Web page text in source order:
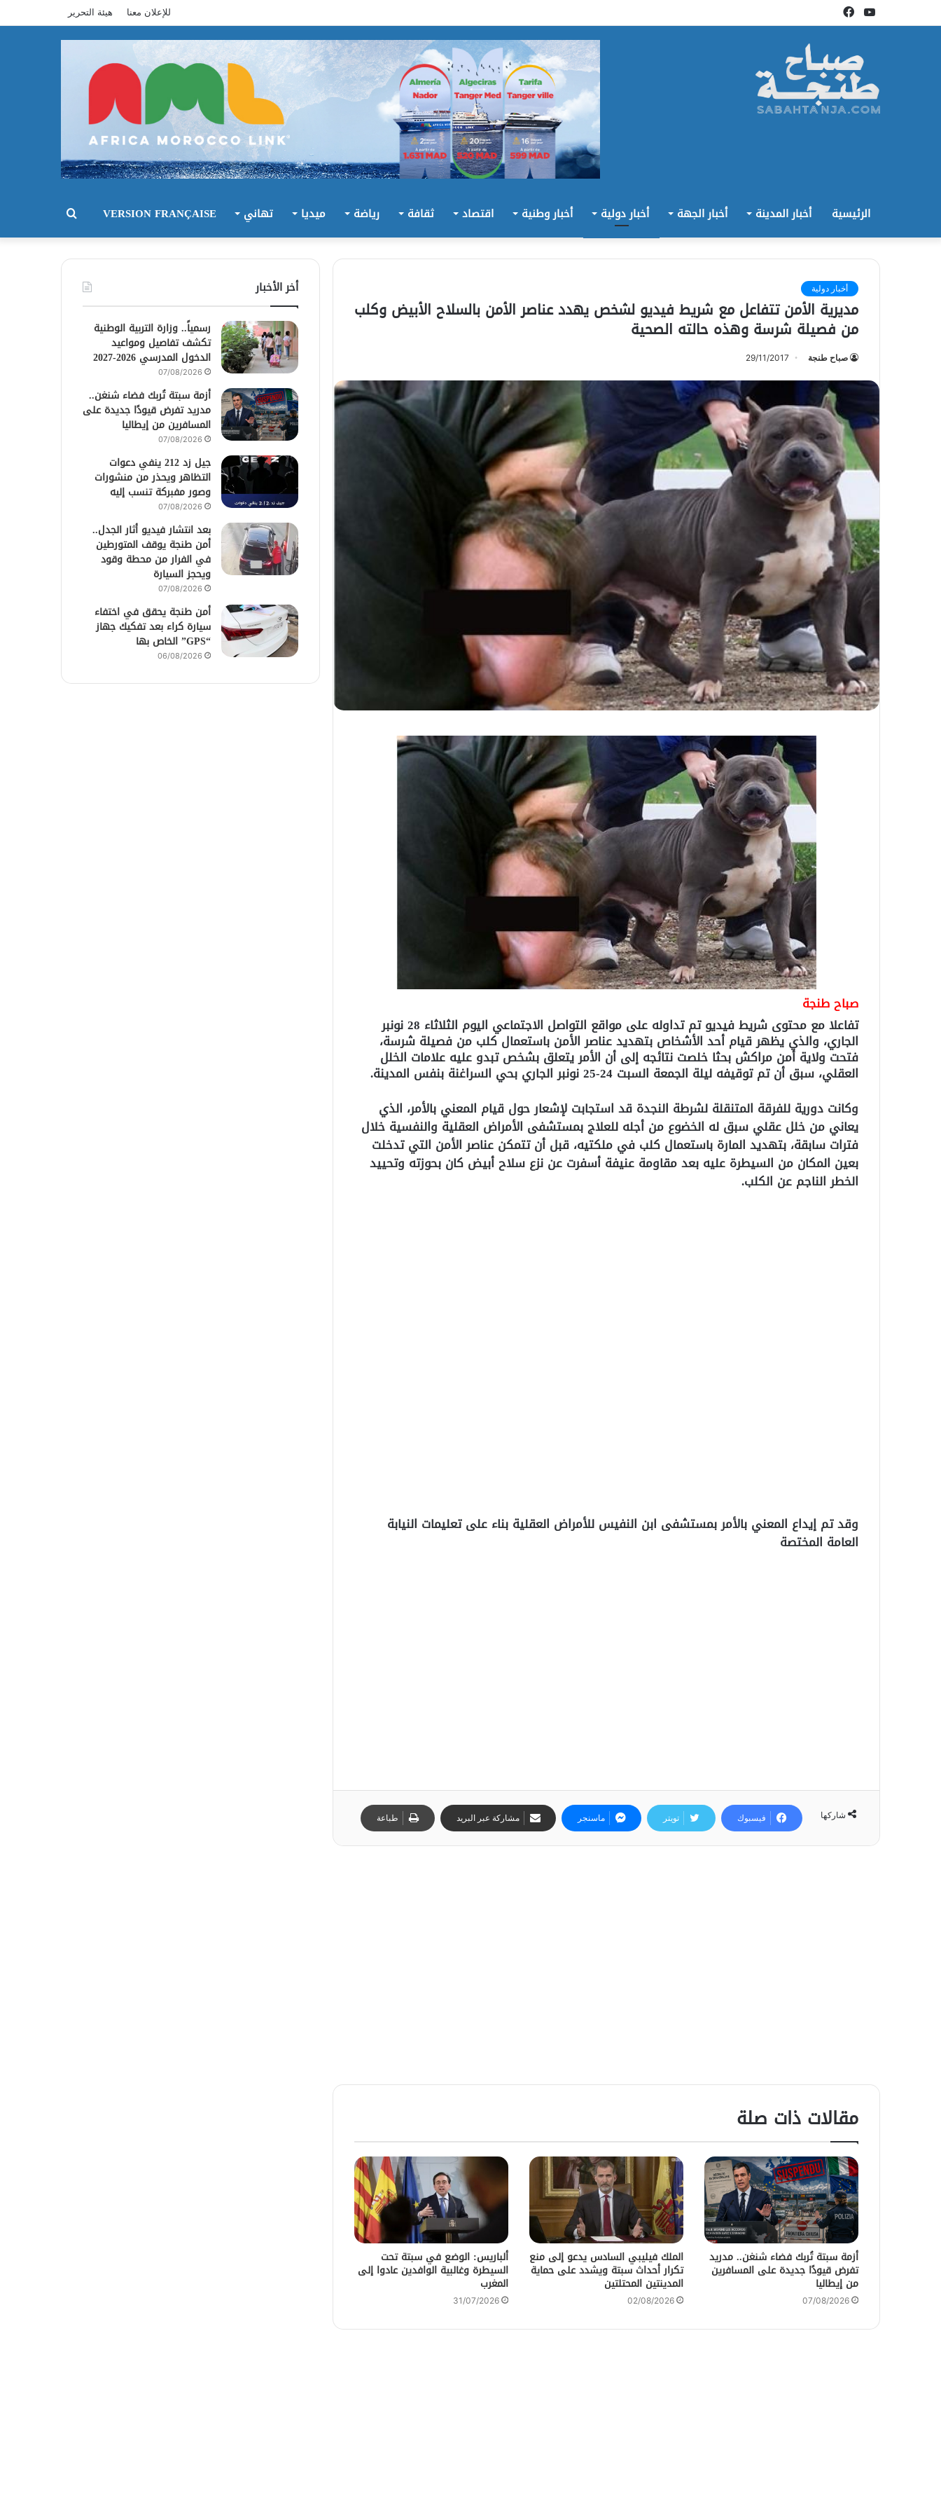
فيسبوكيوتيوب للإعلان معنا هيئة التحرير
الرئيسية أخبار المدينة أخبار الجهة أخبار دولية أخبار وطنية اقتصاد ثقافة رياضة ميديا تهاني VERSION FRANÇAISE بحث
أخبار دولية
مديرية الأمن تتفاعل مع شريط فيديو لشخص يهدد عناصر الأمن بالسلاح الأبيض وكلب
من فصيلة شرسة وهذه حالته الصحية
صباح طنجة 29/11/2017
صباح طنجة
تفاعلا مع محتوى شريط فيديو تم تداوله على مواقع التواصل الاجتماعي اليوم الثلاثاء 28 نونبر
الجاري، والذي يظهر قيام أحد الأشخاص بتهديد عناصر الأمن باستعمال كلب من فصيلة شرسة،
فتحت ولاية أمن مراكش بحثا خلصت نتائجه إلى أن الأمر يتعلق بشخص تبدو عليه علامات الخلل
العقلي، سبق أن تم توقيفه ليلة الجمعة السبت 24-25 نونبر الجاري بحي السراغنة بنفس المدينة.
وكانت دورية للفرقة المتنقلة لشرطة النجدة قد استجابت لإشعار حول قيام المعني بالأمر، الذي
يعاني من خلل عقلي سبق له الخضوع من أجله للعلاج بمستشفى الأمراض العقلية والنفسية خلال
فترات سابقة، بتهديد المارة باستعمال كلب في ملكتيه، قبل أن تتمكن عناصر الأمن التي تدخلت
بعين المكان من السيطرة عليه بعد مقاومة عنيفة أسفرت عن نزع سلاح أبيض كان بحوزته وتحييد
الخطر الناجم عن الكلب.
وقد تم إيداع المعني بالأمر بمستشفى ابن النفيس للأمراض العقلية بناء على تعليمات النيابة
العامة المختصة
شاركها فيسبوك تويتر ماسنجر مشاركة عبر البريد طباعة
مقالات ذات صلة
أزمة سبتة تُربك فضاء شنغن.. مدريد
تفرض قيودًا جديدة على المسافرين
من إيطاليا
07/08/2026
الملك فيليبي السادس يدعو إلى منع
تكرار أحداث سبتة ويشدد على حماية
المدينتين المحتلتين
02/08/2026
ألباريس: الوضع في سبتة تحت
السيطرة وغالبية الوافدين عادوا إلى
المغرب
31/07/2026
أخر الأخبار
رسمياً.. وزارة التربية الوطنية
تكشف تفاصيل ومواعيد
الدخول المدرسي 2026-2027
07/08/2026
أزمة سبتة تُربك فضاء شنغن..
مدريد تفرض قيودًا جديدة على
المسافرين من إيطاليا
07/08/2026
جيل زد 212 ينفي دعوات
التظاهر ويحذر من منشورات
وصور مفبركة تنسب إليه
07/08/2026
بعد انتشار فيديو أثار الجدل..
أمن طنجة يوقف المتورطين
في الفرار من محطة وقود
ويحجز السيارة
07/08/2026
أمن طنجة يحقق في اختفاء
سيارة كراء بعد تفكيك جهاز
“GPS” الخاص بها
06/08/2026